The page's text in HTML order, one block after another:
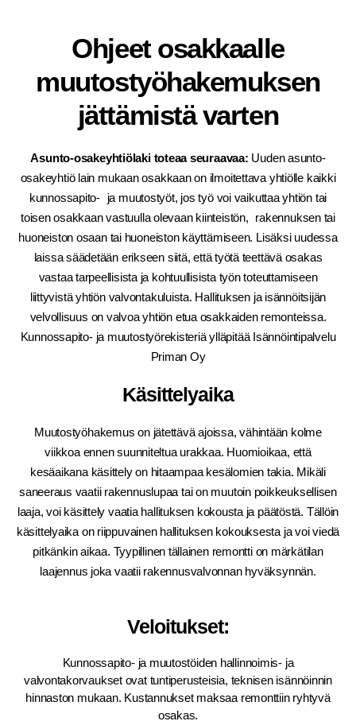
Ohjeet osakkaalle
muutostyöhakemuksen
jättämistä varten
Asunto-osakeyhtiölaki toteaa seuraavaa: Uuden asunto-
osakeyhtiö lain mukaan osakkaan on ilmoitettava yhtiölle kaikki
kunnossapito- ja muutostyöt, jos työ voi vaikuttaa yhtiön tai
toisen osakkaan vastuulla olevaan kiinteistön, rakennuksen tai
huoneiston osaan tai huoneiston käyttämiseen. Lisäksi uudessa
laissa säädetään erikseen siitä, että työtä teettävä osakas
vastaa tarpeellisista ja kohtuullisista työn toteuttamiseen
liittyvistä yhtiön valvontakuluista. Hallituksen ja isännöitsijän
velvollisuus on valvoa yhtiön etua osakkaiden remonteissa.
Kunnossapito- ja muutostyörekisteriä ylläpitää Isännöintipalvelu
Priman Oy
Käsittelyaika
Muutostyöhakemus on jätettävä ajoissa, vähintään kolme
viikkoa ennen suunniteltua urakkaa. Huomioikaa, että
kesäaikana käsittely on hitaampaa kesälomien takia. Mikäli
saneeraus vaatii rakennuslupaa tai on muutoin poikkeuksellisen
laaja, voi käsittely vaatia hallituksen kokousta ja päätöstä. Tällöin
käsittelyaika on riippuvainen hallituksen kokouksesta ja voi viedä
pitkänkin aikaa. Tyypillinen tällainen remontti on märkätilan
laajennus joka vaatii rakennusvalvonnan hyväksynnän.
Veloitukset:
Kunnossapito- ja muutostöiden hallinnoimis- ja
valvontakorvaukset ovat tuntiperusteisia, teknisen isännöinnin
hinnaston mukaan. Kustannukset maksaa remonttiin ryhtyvä
osakas.